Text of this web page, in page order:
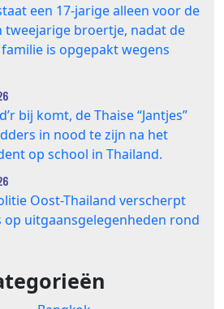
een 17‑jarige alleen voor de
tweejarige broertje, nadat de
is opgepakt wegens
bij komt, de Thaise “Jantjes”
in nood te zijn na het
op school in Thailand.
Oost-Thailand verscherpt
op uitgaansgelegenheden rond